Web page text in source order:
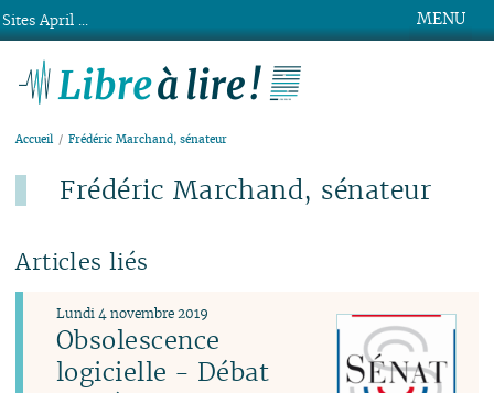
MENU
Accueil Frédéric Marchand, sénateur
Frédéric Marchand, sénateur
Articles liés
Obsolescence
logicielle - Débat
Lundi 4 novembre 2019
Sites April ...